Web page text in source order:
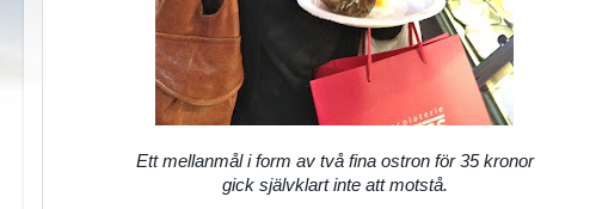
Ett mellanmål i form av två fina ostron för 35 kronor
gick självklart inte att motstå.